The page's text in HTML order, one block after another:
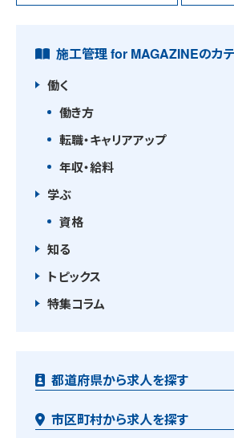
施工管理 for MAGAZINEのカ
働く
働き方
転職・キャリアアップ
年収・給料
学ぶ
資格
知る
トピックス
特集コラム
都道府県から求人を探す
市区町村から求人を探す